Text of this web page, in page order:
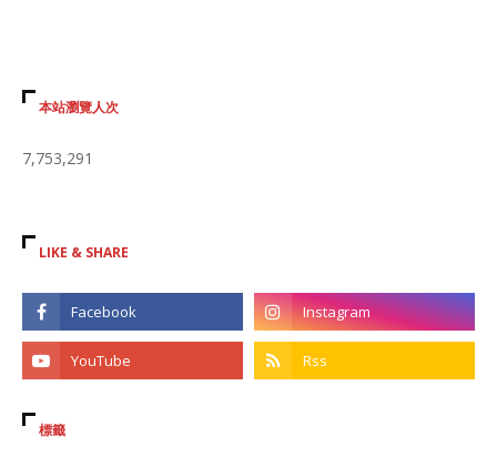
本站瀏覽人次
7,753,291
LIKE & SHARE
標籤